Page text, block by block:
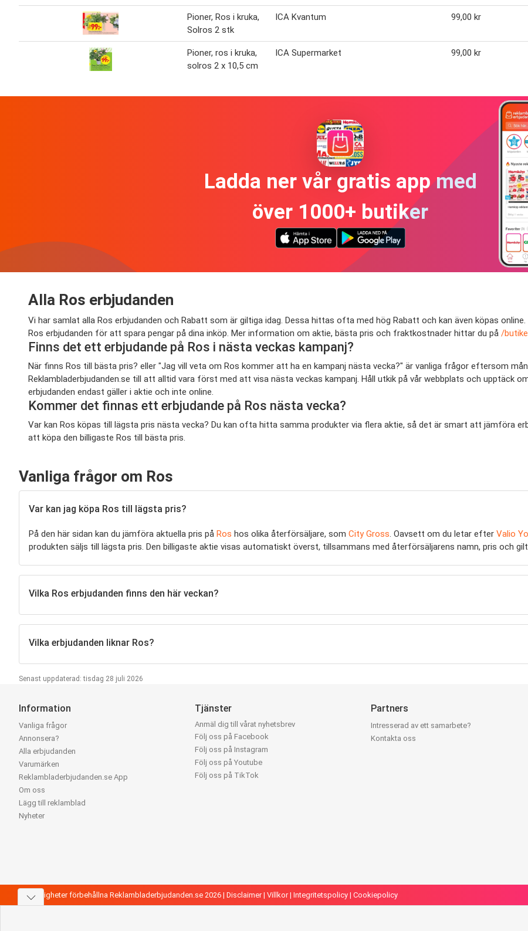
Pioner, Ros i kruka,
Solros 2 stk
ICA Kvantum 99,00 kr
Pioner, ros i kruka,
solros 2 x 10,5 cm
ICA Supermarket 99,00 kr
Ladda ner vår gratis app med
över 1000+ butiker
Alla Ros erbjudanden
Vi har samlat alla Ros erbjudanden och Rabatt som är giltiga idag. Dessa hittas ofta med hög Rabatt och kan även köpas
Ros erbjudanden för att spara pengar på dina inköp. Mer information om aktie, bästa pris och fraktkostnader hittar du på /
Finns det ett erbjudande på Ros i nästa veckas kampanj?
När finns Ros till bästa pris? eller "Jag vill veta om Ros kommer att ha en kampanj nästa vecka?" är vanliga frågor eftersom
Reklambladerbjudanden.se till att alltid vara först med att visa nästa veckas kampanj. Håll utkik på vår webbplats och upptäck
erbjudanden endast gäller i aktie och inte online.
Kommer det finnas ett erbjudande på Ros nästa vecka?
Var kan Ros köpas till lägsta pris nästa vecka? Du kan ofta hitta samma produkter via flera aktie, så det är smart att jämföra
att köpa den billigaste Ros till bästa pris.
Vanliga frågor om Ros
Var kan jag köpa Ros till lägsta pris?
På den här sidan kan du jämföra aktuella pris på Ros hos olika återförsäljare, som City Gross . Oavsett om du letar efter Valio
produkten säljs till lägsta pris. Den billigaste aktie visas automatiskt överst, tillsammans med återförsäljarens namn, pris och
Vilka Ros erbjudanden finns den här veckan?
Vilka erbjudanden liknar Ros?
Senast uppdaterad: tisdag 28 juli 2026
Information
Vanliga frågor
Annonsera?
Alla erbjudanden
Varumärken
Reklambladerbjudanden.se App
Om oss
Lägg till reklamblad
Nyheter
Tjänster
Anmäl dig till vårat nyhetsbrev
Följ oss på Facebook
Följ oss på Instagram
Följ oss på Youtube
Följ oss på TikTok
Partners
Intresserad av ett samarbete?
Kontakta oss
Alla rättigheter förbehållna Reklambladerbjudanden.se 2026 | Disclaimer| Villkor| Integritetspolicy | Cookiepolicy